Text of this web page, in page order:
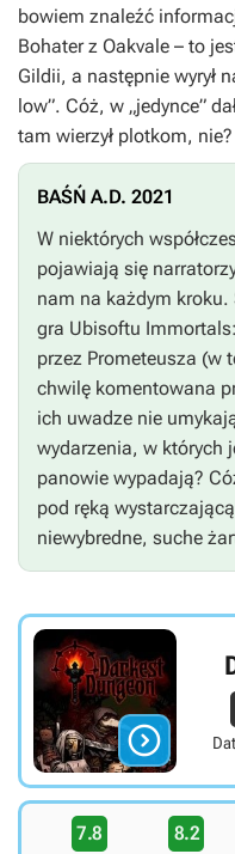
bowiem znaleźć
Bohater z Oakvale – to
Gildii, a następnie wyrył
low”. Cóż, w „jedynce”
tam wierzył plotkom, nie?
BAŚŃ A.D. 2021
W niektórych
pojawiają się
nam na każdym kroku.
gra Ubisoftu
przez Prometeusza (w
chwilę komentowana
ich uwadze nie
wydarzenia, w których
panowie wypadają?
pod ręką
niewybredne, suche

7.8 8.2